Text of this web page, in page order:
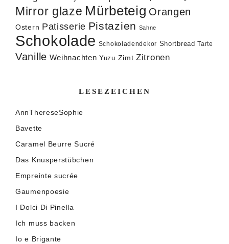
Mirror glaze Mürbeteig Orangen
Ostern Patisserie Pistazien Sahne
Schokolade Schokoladendekor Shortbread Tarte
Vanille Weihnachten Yuzu Zimt Zitronen
LESEZEICHEN
AnnThereseSophie
Bavette
Caramel Beurre Sucré
Das Knusperstübchen
Empreinte sucrée
Gaumenpoesie
I Dolci Di Pinella
Ich muss backen
Io e Brigante